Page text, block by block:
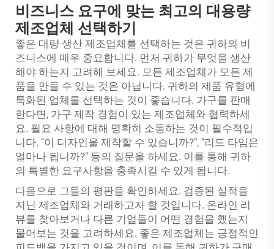
비즈니스 요구에 맞는 최고의 대용량
제조업체 선택하기
좋은 대량 생산 제조업체를 선택하는 것은 귀하의 비
즈니스에 매우 중요합니다. 먼저 귀하가 무엇을 생산
해야 하는지 고려해 보세요. 모든 제조업체가 모든 제
품을 만들 수 있는 것은 아닙니다. 귀하의 제품 유형에
특화된 업체를 선택하는 것이 좋습니다. 가구를 판매
한다면, 가구 제작 경험이 있는 제조업체와 협력하세
요. 필요 사항에 대해 명확히 소통하는 것이 필수적입
니다. "이 디자인을 제작할 수 있습니까?", "리드 타임은
얼마나 됩니까?" 등의 질문을 하세요. 이를 통해 귀하
의 특별한 요구사항을 충족시킬 수 있게 됩니다.
다음으로 그들의 평판을 확인하세요. 검증된 실적을
지닌 제조업체와 거래하고자 할 것입니다. 온라인 리
뷰를 찾아보거나 다른 기업들이 어떤 경험을 했는지
물어보는 것을 고려하세요. 좋은 제조업체는 긍정적인